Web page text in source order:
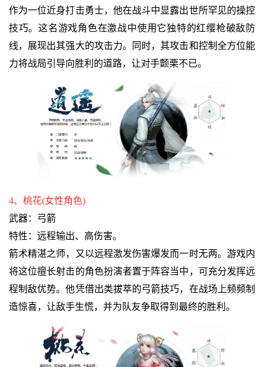
作为一位近身打击勇士，他在战斗中显露出世所罕见的操控
技巧。这名游戏角色在激战中使用它独特的红缨枪破敌防
线，展现出其强大的攻击力。同时，其攻击和控制全方位能
力将战局引导向胜利的道路，让对手颤栗不已。
4、桃花(女性角色)
武器：弓箭
特性：远程输出、高伤害。
箭术精湛之师，又以远程激发伤害爆发而一时无两。游戏内
将这位擅长射击的角色扮演者置于阵容当中，可充分发挥远
程制敌优势。他凭借出类拔萃的弓箭技巧，在战场上频频制
造惊喜，让敌手生慌，并为队友争取得到最终的胜利。